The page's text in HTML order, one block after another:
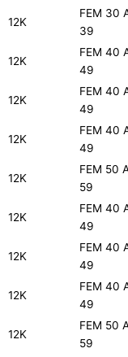
12K
FEM 30
39
12K
FEM 40
49
12K
FEM 40
49
12K
FEM 40
49
12K
FEM 50
59
12K
FEM 40
49
12K
FEM 40
49
12K
FEM 40
49
12K
FEM 50
59